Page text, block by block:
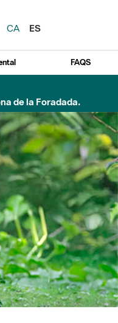
CA
ES
FAQS
de la Foradada.